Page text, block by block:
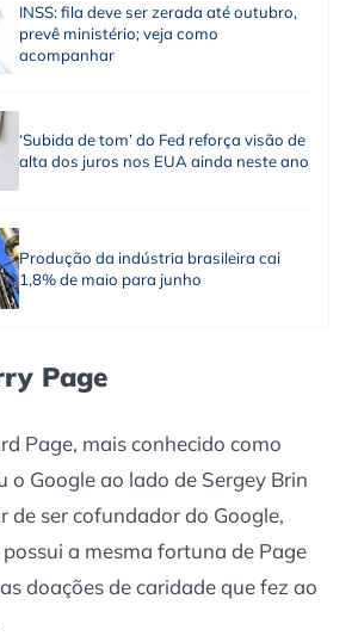
INSS: fila deve ser zerada até outubro,
prevê ministério; veja como
acompanhar
‘Subida de tom’ do Fed reforça visão de
alta dos juros nos EUA ainda neste ano
Produção da indústria brasileira cai
1,8% de maio para junho
Page
Page, mais conhecido como
o Google ao lado de Sergey Brin
de ser cofundador do Google,
a mesma fortuna de Page
doações de caridade que fez ao